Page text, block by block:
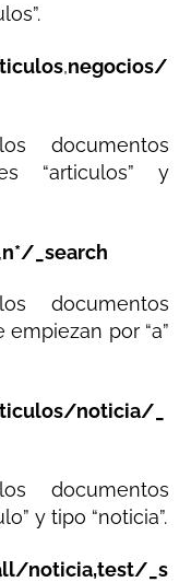
,negocios/
documentos
“articulos” y
,n*/_search
documentos
por “a”
noticia/_
documentos
y tipo “noticia”.
noticia,test/_s